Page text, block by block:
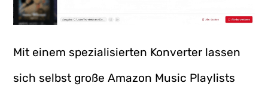
Mit einem spezialisierten Konverter lassen
sich selbst große Amazon Music Playlists